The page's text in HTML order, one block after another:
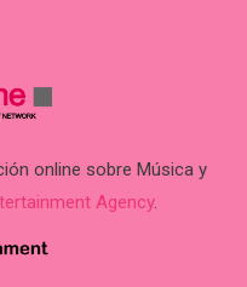
online sobre Música y
Agency.